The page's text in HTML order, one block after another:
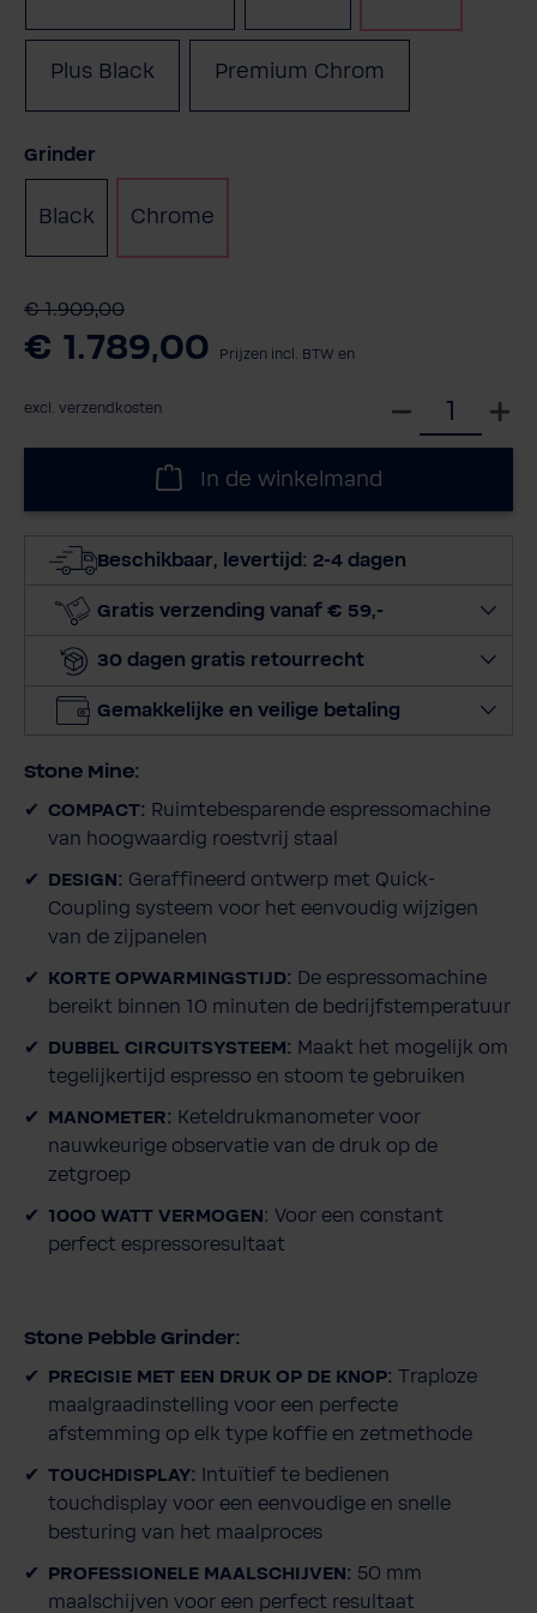
Plus Black Premium Chrom
Selecteer
Grinder
Black Chrome
€ 1.909,00
€ 1.789,00 Prijzen incl. BTW en
excl. verzendkosten
c
e
h
e
e
In de winkelmand
Beschikbaar, levertijd: 2-4 dagen
Gratis verzending vanaf € 59,-
30 dagen gratis retourrecht
Gemakkelijke en veilige betaling
Stone Mine:
COMPACT: Ruimtebesparende espressomachine
van hoogwaardig roestvrij staal
DESIGN: Geraffineerd ontwerp met Quick-
Coupling systeem voor het eenvoudig wijzigen
van de zijpanelen
KORTE OPWARMINGSTIJD: De espressomachine
bereikt binnen 10 minuten de bedrijfstemperatuur
DUBBEL CIRCUITSYSTEEM: Maakt het mogelijk om
tegelijkertijd espresso en stoom te gebruiken
MANOMETER: Keteldrukmanometer voor
nauwkeurige observatie van de druk op de
zetgroep
1000 WATT VERMOGEN: Voor een constant
perfect espressoresultaat
Stone Pebble Grinder:
PRECISIE MET EEN DRUK OP DE KNOP: Traploze
maalgraadinstelling voor een perfecte
afstemming op elk type koffie en zetmethode
TOUCHDISPLAY:
Intuïtief te bedienen
touchdisplay voor een eenvoudige en snelle
besturing van het maalproces
PROFESSIONELE MAALSCHIJVEN: 50 mm
maalschijven voor een perfect resultaat